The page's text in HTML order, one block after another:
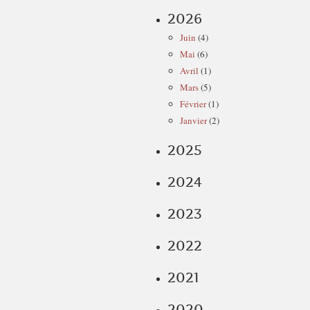
2026
Juin (4)
Mai (6)
Avril (1)
Mars(5)
Février(1)
Janvier(2)
2025
2024
2023
2022
2021